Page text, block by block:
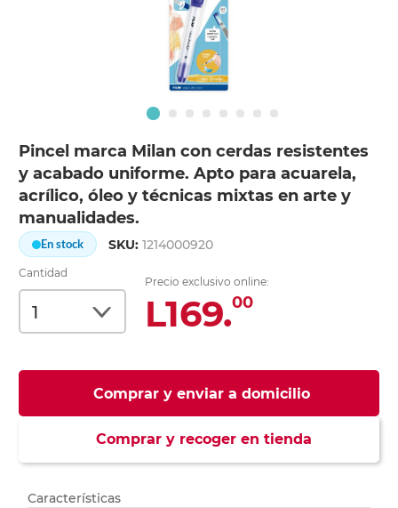
Pincel marca Milan con cerdas resistentes
y acabado uniforme. Apto para acuarela,
acrílico, óleo y técnicas mixtas en arte y
manualidades.
En stock SKU:1214000920
Cantidad
Precio exclusivo online:
L169.00
Comprar y enviar a domicilio
Comprar y recoger en tienda
Características